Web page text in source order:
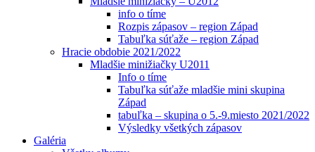
info o tíme
Rozpis zápasov – region Západ
Tabuľka súťaže – region Západ
Hracie obdobie 2021/2022
Mladšie minižiačky U2011
Info o tíme
Tabuľka súťaže mladšie mini skupina
Západ
tabuľka – skupina o 5.-9.miesto 2021/2022
Výsledky všetkých zápasov
Galéria